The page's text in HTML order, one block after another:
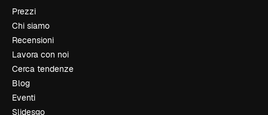
Prezzi
Chi siamo
Recensioni
Lavora con noi
Cerca tendenze
Blog
Eventi
Slidesgo